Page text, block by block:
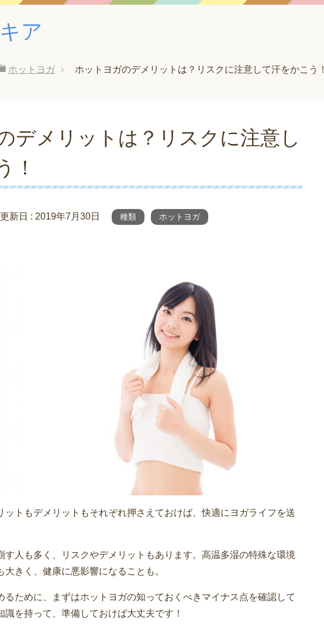
ア
ホットヨガ ホットヨガのデメリットは？リスクに注意して汗をかこう！
デメリットは？リスクに注意し
！
新日 : 2019年7月30日 種類 ホットヨガ
ットもデメリットもそれぞれ押さえておけば、快適にヨガライフを送
す人も多く、リスクやデメリットもあります。高温多湿の特殊な環境
きく、健康に悪影響になることも。
るために、まずはホットヨガの知っておくべきマイナス点を確認して
を持って、準備しておけば大丈夫です！